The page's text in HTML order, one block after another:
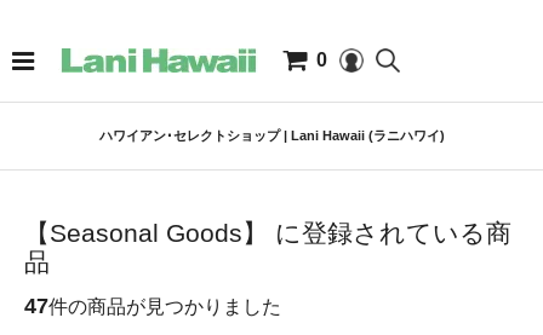
0
ハワイアン･セレクトショップ | Lani Hawaii (ラニハワイ)
【Seasonal Goods】 に登録されている商
品
47件の商品が見つかりました